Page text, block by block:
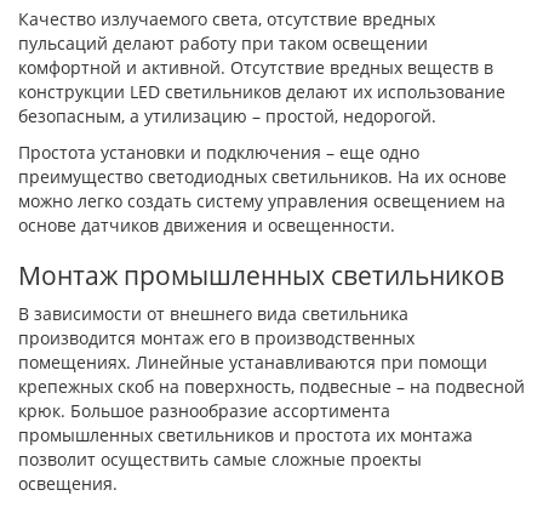
Качество излучаемого света, отсутствие вредных
пульсаций делают работу при таком освещении
комфортной и активной. Отсутствие вредных веществ в
конструкции LED светильников делают их использование
безопасным, а утилизацию – простой, недорогой.
Простота установки и подключения – еще одно
преимущество светодиодных светильников. На их основе
можно легко создать систему управления освещением на
основе датчиков движения и освещенности.
Монтаж промышленных светильников
В зависимости от внешнего вида светильника
производится монтаж его в производственных
помещениях. Линейные устанавливаются при помощи
крепежных скоб на поверхность, подвесные – на подвесной
крюк. Большое разнообразие ассортимента
промышленных светильников и простота их монтажа
позволит осуществить самые сложные проекты
освещения.